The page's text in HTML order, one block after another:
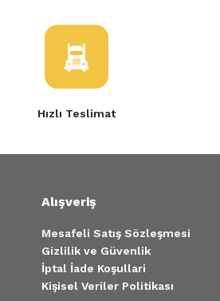
Hızlı Teslimat
Alışveriş
Mesafeli Satış Sözleşmesi
Gizlilik ve Güvenlik
İptal İade Koşullari
Kişisel Veriler Politikası